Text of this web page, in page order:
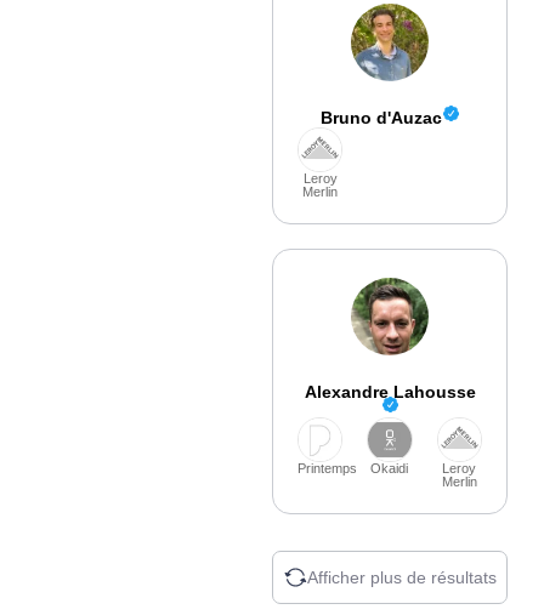
Bruno d'Auzac
Leroy
Merlin
Alexandre Lahousse
Printemps Okaidi
Leroy
Merlin
Afficher plus de résultats